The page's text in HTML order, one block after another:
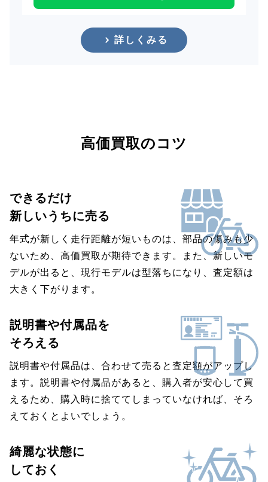
詳しくみる
高価買取のコツ
できるだけ
新しいうちに売る
年式が新しく走行距離が短いものは、部品の傷みも少
ないため、高価買取が期待できます。また、新しいモ
デルが出ると、現行モデルは型落ちになり、査定額は
大きく下がります。
説明書や付属品を
そろえる
説明書や付属品は、合わせて売ると査定額がアップし
ます。説明書や付属品があると、購入者が安心して買
えるため、購入時に捨ててしまっていなければ、そろ
えておくとよいでしょう。
綺麗な状態に
しておく